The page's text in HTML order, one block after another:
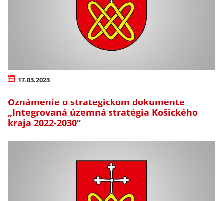
17.03.2023
Oznámenie o strategickom dokumente
„Integrovaná územná stratégia Košického
kraja 2022-2030“